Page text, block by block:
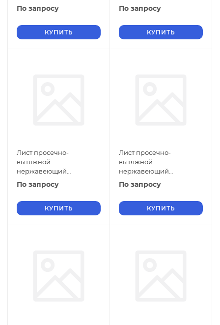
5х1250х1500 мм ПВЛ 308
08Х18Н10 ГОСТ 8706-78
По запросу
КУПИТЬ
5х1100х3000 мм ПВЛ 308
08Х18Н10 ГОСТ 8706-78
По запросу
КУПИТЬ
Лист просечно-
вытяжной
нержавеющий
5х1000х2500 мм ПВЛ 308
08Х18Н10 ГОСТ 8706-78
По запросу
КУПИТЬ
Лист просечно-
вытяжной
нержавеющий
5х900х2000 мм ПВЛ 308
08Х18Н10 ГОСТ 8706-78
По запросу
КУПИТЬ